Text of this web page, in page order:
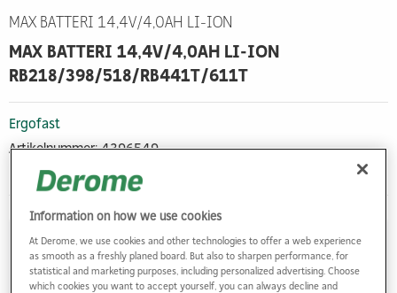
MAX BATTERI 14,4V/4,0AH LI-ION
MAX BATTERI 14,4V/4,0AH LI-ION
RB218/398/518/RB441T/611T
Ergofast
Artikelnummer: 4396549
Leverantörens artikelnr: 14113979140010
Logga in för att se leveranstid online
Finns varan i min butik?
Information on how we use cookies
At Derome, we use cookies and other technologies to offer a web experience
as smooth as a freshly planed board. But also to sharpen performance, for
statistical and marketing purposes, including personalized advertising. Choose
which cookies you want to accept yourself, you can always decline and